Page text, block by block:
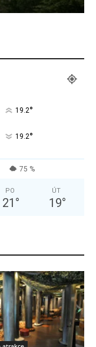
19.2°
19.2°
75 %
PO
21 °
ÚT
19°